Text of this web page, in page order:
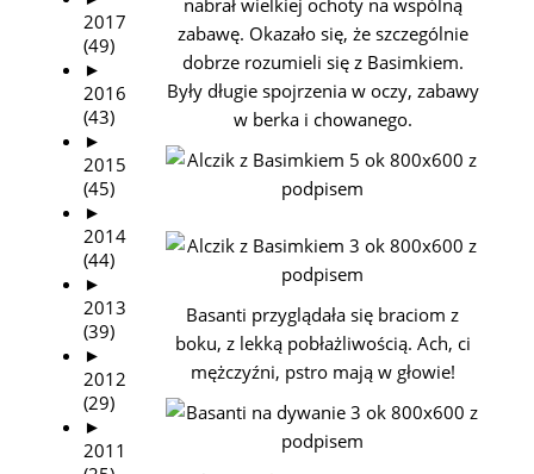
nabrał wielkiej ochoty na wspólną
zabawę. Okazało się, że szczególnie
dobrze rozumieli się z Basimkiem.
Były długie spojrzenia w oczy, zabawy
w berka i chowanego.
Basanti przyglądała się braciom z
boku, z lekką pobłażliwością. Ach, ci
mężczyźni, pstro mają w głowie!
2017
(49)
►
2016
(43)
►
2015
(45)
►
2014
(44)
►
2013
(39)
►
2012
(29)
►
2011